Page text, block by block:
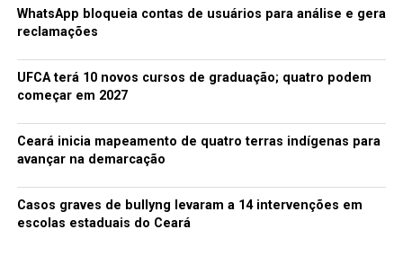
WhatsApp bloqueia contas de usuários para análise e gera
reclamações
UFCA terá 10 novos cursos de graduação; quatro podem
começar em 2027
Ceará inicia mapeamento de quatro terras indígenas para
avançar na demarcação
Casos graves de bullyng levaram a 14 intervenções em
escolas estaduais do Ceará